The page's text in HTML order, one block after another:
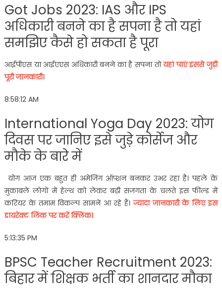
Got Jobs 2023: IAS और IPS
अधिकारी बनने का है सपना है तो यहां
समझिए कैसे हो सकता है पूरा
आईपीएस या आईएएस अधिकारी बनने का है सपना तोयहां पाएं इससे जुड़ी
पूरी जानकारी।
8:58:12 AM
International Yoga Day 2023: योग
दिवस पर जानिए इसे जुड़े कोर्सेज और
मौके के बारे में
योग आज एक बहुत ही अमेजिंग ऑप्शन बनकर उभर रहा है। पहले के
मुकाबले लोगों में हेल्थ को लेकर बढ़ी सजगता के चलते इस फील्ड में
करियर के तमाम विकल्प सामने आ रहे हैं।ज्यादा जानकारी के लिए इस
डायरेक्ट लिंक पर करें क्लिक।
5:13:35 PM
BPSC Teacher Recruitment 2023:
बिहार में शिक्षक भर्ती का शानदार मौका